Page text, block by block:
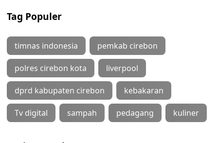
Tag Populer
timnas indonesia pemkab cirebon
polres cirebon kota liverpool
dprd kabupaten cirebon kebakaran
Tv digital sampah pedagang kuliner